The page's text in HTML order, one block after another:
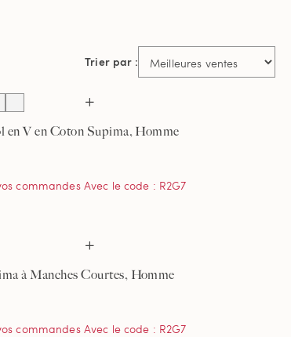
Trier par :
en V en Coton Supima, Homme
commandes Avec le code : R2G7
à Manches Courtes, Homme
commandes Avec le code : R2G7